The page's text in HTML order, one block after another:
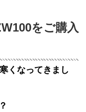
をご購入
くなってきまし